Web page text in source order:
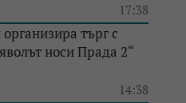
17:38
търг с
носи Прада 2“
14:38